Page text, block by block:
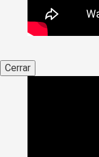
Cerrar